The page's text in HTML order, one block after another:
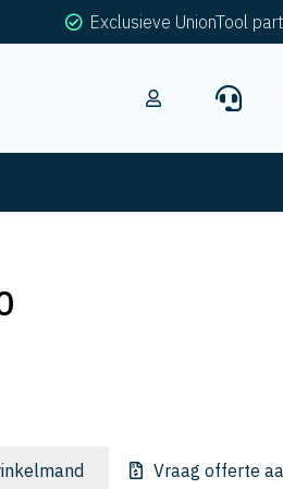
Exclusieve UnionTool
Vraag offerte